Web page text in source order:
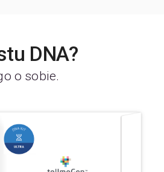
DNA?
o sobie.